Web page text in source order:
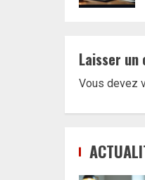
Laisser
Vous devez